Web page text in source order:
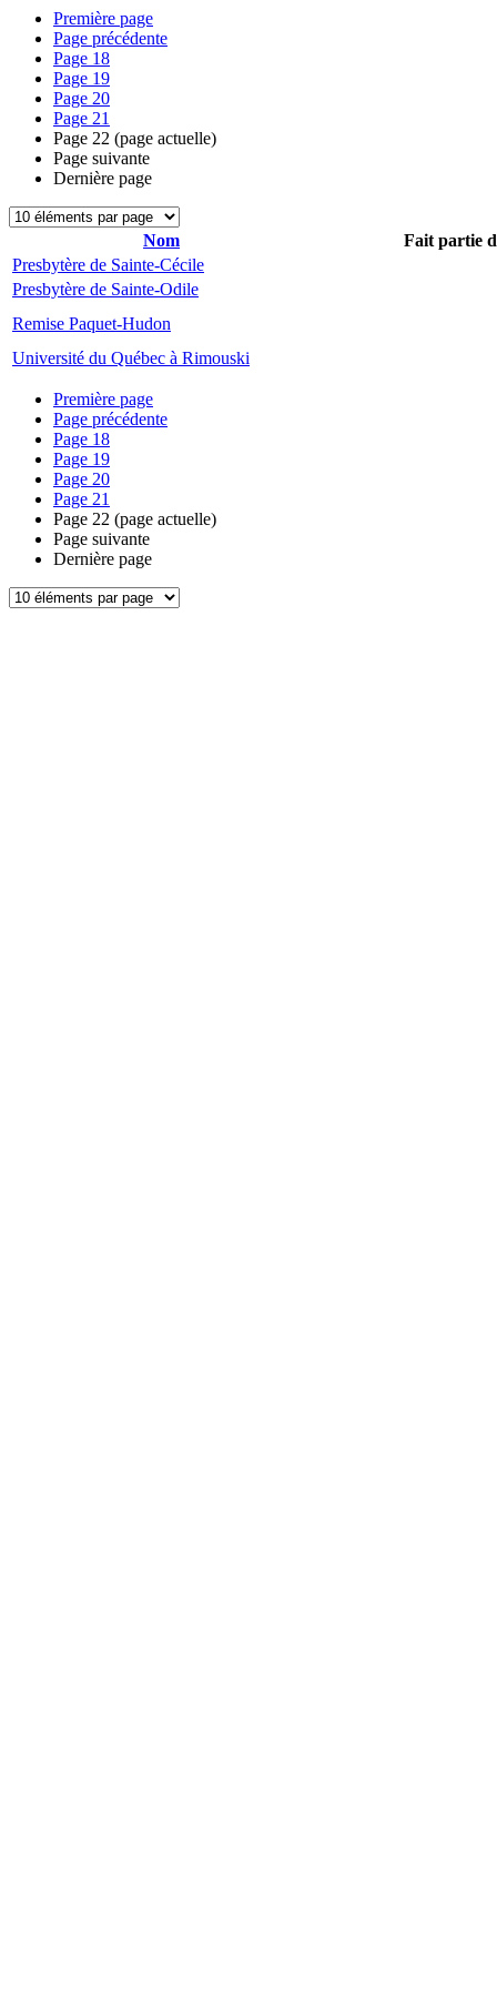
Première page
Page précédente
Page 18
Page 19
Page 20
Page 21
Page 22 (page actuelle)
Page suivante
Dernière page
Nom
Fait partie
Presbytère de Sainte-Cécile
Presbytère de Sainte-Odile
Remise Paquet-Hudon
Université du Québec à Rimouski
Première page
Page précédente
Page 18
Page 19
Page 20
Page 21
Page 22 (page actuelle)
Page suivante
Dernière page